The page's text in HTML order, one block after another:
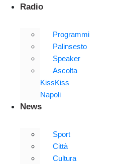
Radio
Programmi
Palinsesto
Speaker
Ascolta
KissKiss
Napoli
News
Sport
Città
Cultura